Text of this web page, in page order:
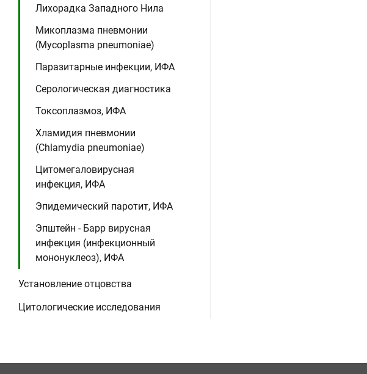
Лихорадка Западного Нила
Микоплазма пневмонии
(Mycoplasma pneumoniae)
Паразитарные инфекции, ИФА
Серологическая диагностика
Токсоплазмоз, ИФА
Хламидия пневмонии
(Chlamydia pneumoniae)
Цитомегаловирусная
инфекция, ИФА
Эпидемический паротит, ИФА
Эпштейн - Барр вирусная
инфекция (инфекционный
мононуклеоз), ИФА
Установление отцовства
Цитологические исследования